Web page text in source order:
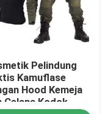
Pelindung
Kamuflase
Hood Kemeja
Celana Kodok